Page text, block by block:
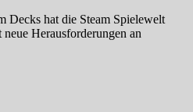
Decks hat die Steam Spielewelt
Herausforderungen an